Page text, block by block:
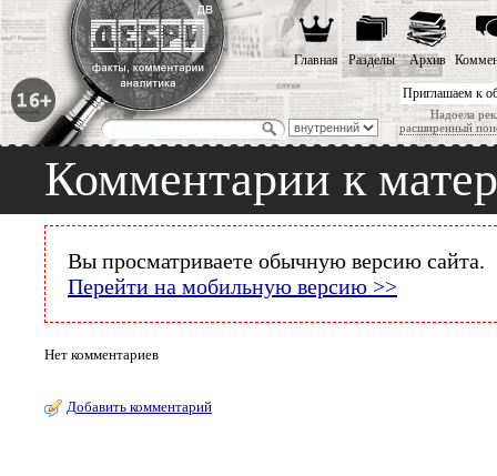
Приглашаем к
Надоела
расширенный
Главная Разделы Архив
Комментарии к
Вы просматриваете обычную версию сайта.
Перейти на мобильную версию >>
Нет комментариев
Добавить комментарий